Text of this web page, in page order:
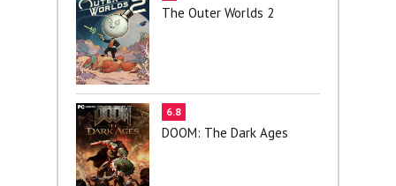
The Outer Worlds 2
6.8
DOOM: The Dark Ages